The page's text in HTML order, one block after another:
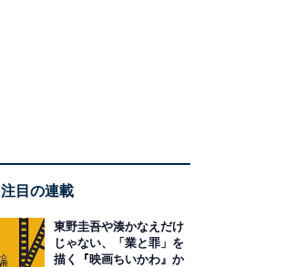
注目の連載
東野圭吾や湊かなえだけ
じゃない、「業と罪」を
描く『映画ちいかわ』か